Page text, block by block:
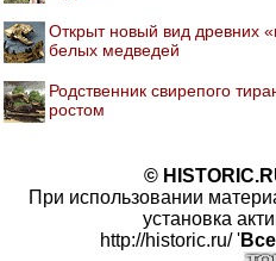
Открыт новый вид древних
белых медведей
Родственник свирепого
ростом
©
При использовании
установка
http://historic.ru/ '